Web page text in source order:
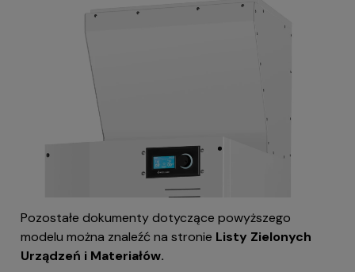
Pozostałe dokumenty dotyczące powyższego
modelu można znaleźć na stronie Listy Zielonych
Urządzeń i Materiałów.